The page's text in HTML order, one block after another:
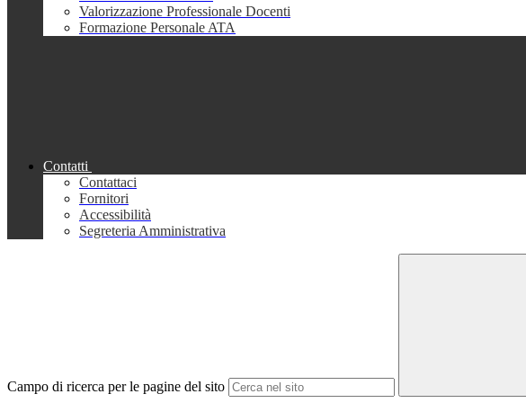
Valorizzazione Professionale Docenti
Formazione Personale ATA
Contatti
Contattaci
Fornitori
Accessibilità
Segreteria Amministrativa
Campo di ricerca per le pagine del sito